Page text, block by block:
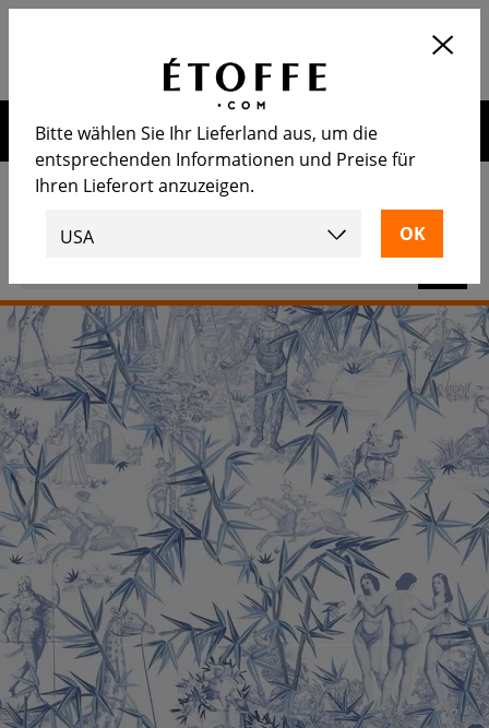
Calculez le nombre de rouleaux
nécessaire
OUVRIR
für unseren Newsletter anmelden
Bitte wählen Sie Ihr Lieferland aus, um die
entsprechenden Informationen und Preise für
Ihren Lieferort anzuzeigen.